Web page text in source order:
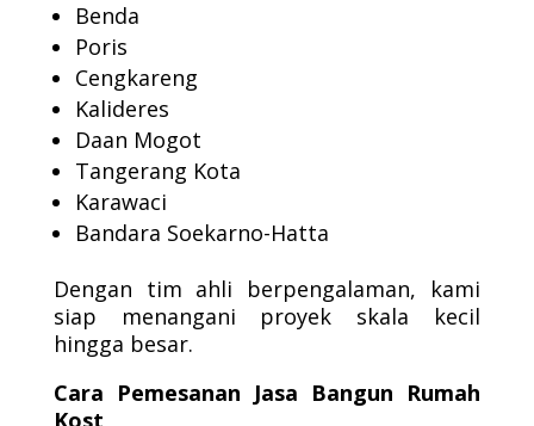
Benda
Poris
Cengkareng
Kalideres
Daan Mogot
Tangerang Kota
Karawaci
Bandara Soekarno-Hatta
Dengan tim ahli berpengalaman, kami
siap menangani proyek skala kecil
hingga besar.
Cara Pemesanan Jasa Bangun Rumah
Kost